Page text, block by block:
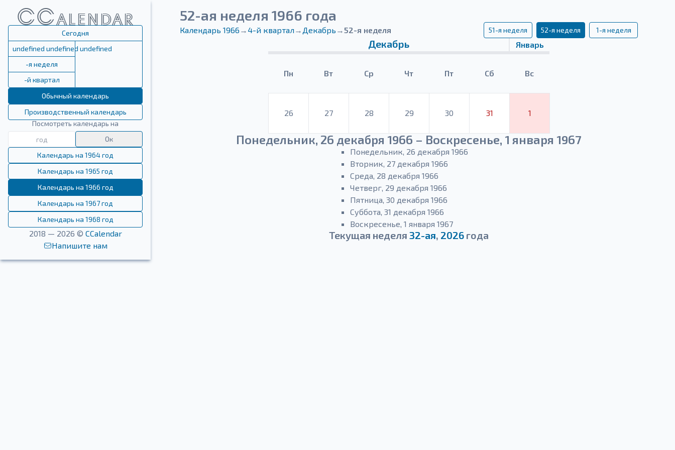
Сегодня
undefined undefined undefined
-я неделя
-й квартал
Обычный календарь
Производственный календарь
Посмотреть календарь на
Ок
Календарь на 1964 год
Календарь на 1965 год
Календарь на 1966 год
Календарь на 1967 год
Календарь на 1968 год
2018 — 2026 © CCalendar
Напишите нам
52-ая неделя 1966 года
Календарь 1966 → 4-й квартал→ Декабрь →52-я неделя 51-я неделя 52-я неделя 1-я неделя
Декабрь Январь
Пн Вт Ср Чт Пт Сб Вс
26 27 28 29 30 31 1
Понедельник, 26 декабря 1966 – Воскресенье, 1 января 1967
Понедельник, 26 декабря 1966
Вторник, 27 декабря 1966
Среда, 28 декабря 1966
Четверг, 29 декабря 1966
Пятница, 30 декабря 1966
Суббота, 31 декабря 1966
Воскресенье, 1 января 1967
Текущая неделя 32-ая, 2026 года